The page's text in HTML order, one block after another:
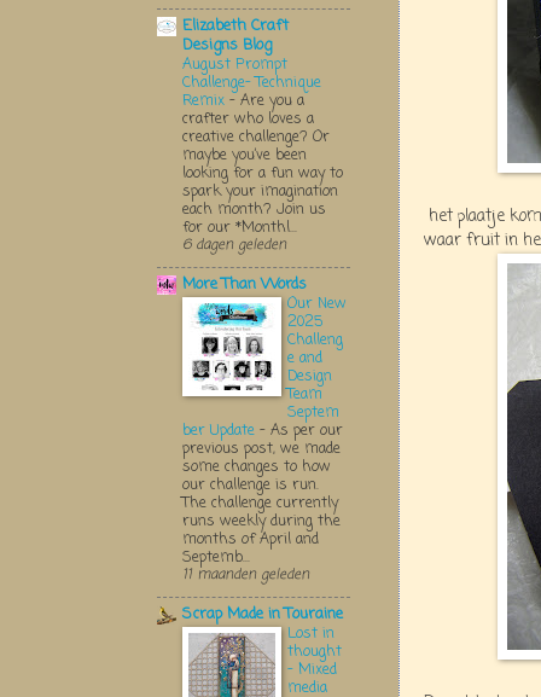
het plaatje
waar fruit in
Elizabeth Craft
Designs Blog
August Prompt
Challenge- Technique
Remix - Are you a
crafter who loves a
creative challenge? Or
maybe you’ve been
looking for a fun way to
spark your imagination
each month? Join us
for our *Monthl...
6 dagen geleden
More Than Words
Our New
2025
Challeng
e and
Design
Team
Septem
ber Update - As per our
previous post, we made
some changes to how
our challenge is run.
The challenge currently
runs weekly during the
months of April and
Septemb...
11 maanden geleden
Scrap Made in Touraine
Lost in
thought
- Mixed
media